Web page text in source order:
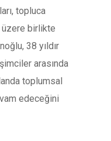
topluca
birlikte
38 yıldır
arasında
toplumsal
edeceğini